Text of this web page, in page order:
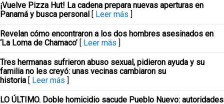
¡Vuelve Pizza Hut! La cadena prepara nuevas aperturas en
Panamá y busca personal [ Leer más ]
Revelan cómo encontraron a los dos hombres asesinados en
‘La Loma de Chamaco’ [ Leer más ]
Tres hermanas sufrieron abuso sexual, pidieron ayuda y su
familia no les creyó: unas vecinas cambiaron su
historia [ Leer más ]
LO ÚLTIMO. Doble homicidio sacude Pueblo Nuevo: autoridades